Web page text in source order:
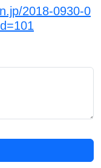
2018-0930-0